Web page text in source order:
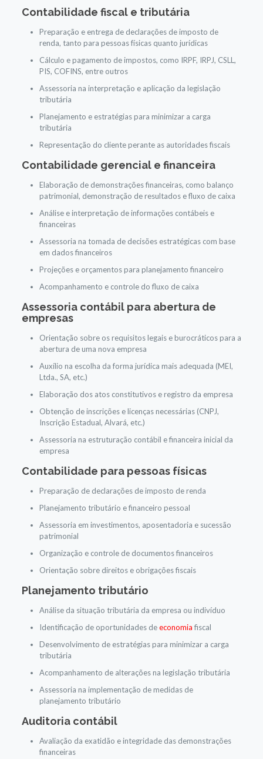
Contabilidade fiscal e tributária
Preparação e entrega de declarações de imposto de
renda, tanto para pessoas físicas quanto jurídicas
Cálculo e pagamento de impostos, como IRPF, IRPJ, CSLL,
PIS, COFINS, entre outros
Assessoria na interpretação e aplicação da legislação
tributária
Planejamento e estratégias para minimizar a carga
tributária
Representação do cliente perante as autoridades fiscais
Contabilidade gerencial e financeira
Elaboração de demonstrações financeiras, como balanço
patrimonial, demonstração de resultados e fluxo de caixa
Análise e interpretação de informações contábeis e
financeiras
Assessoria na tomada de decisões estratégicas com base
em dados financeiros
Projeções e orçamentos para planejamento financeiro
Acompanhamento e controle do fluxo de caixa
Assessoria contábil para abertura de
empresas
Orientação sobre os requisitos legais e burocráticos para a
abertura de uma nova empresa
Auxílio na escolha da forma jurídica mais adequada (MEI,
Ltda., SA, etc.)
Elaboração dos atos constitutivos e registro da empresa
Obtenção de inscrições e licenças necessárias (CNPJ,
Inscrição Estadual, Alvará, etc.)
Assessoria na estruturação contábil e financeira inicial da
empresa
Contabilidade para pessoas físicas
Preparação de declarações de imposto de renda
Planejamento tributário e financeiro pessoal
Assessoria em investimentos, aposentadoria e sucessão
patrimonial
Organização e controle de documentos financeiros
Orientação sobre direitos e obrigações fiscais
Planejamento tributário
Análise da situação tributária da empresa ou indivíduo
Identificação de oportunidades deeconomia fiscal
Desenvolvimento de estratégias para minimizar a carga
tributária
Acompanhamento de alterações na legislação tributária
Assessoria na implementação de medidas de
planejamento tributário
Auditoria contábil
Avaliação da exatidão e integridade das demonstrações
financeiras